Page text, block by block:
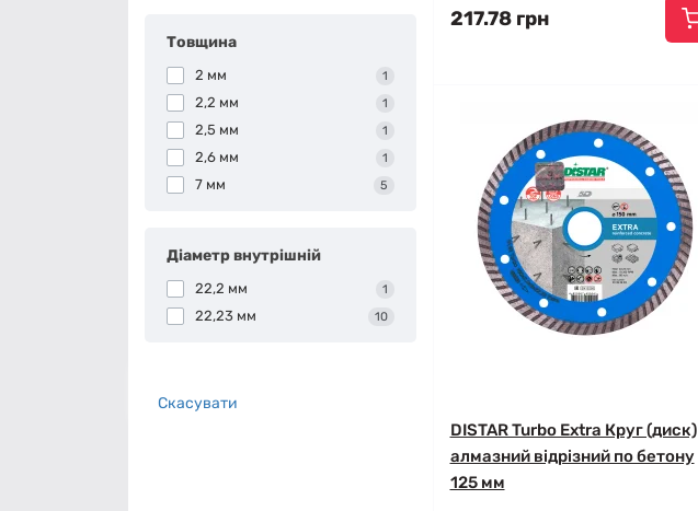
Товщина
2 мм 1
2,2 мм 1
2,5 мм 1
2,6 мм 1
7 мм 5
Діаметр внутрішній
22,2 мм 1
22,23 мм 10
Скасувати
217.78 грн
DISTAR Turbo Extra Круг (диск)
алмазний відрізний по бетону
125 мм